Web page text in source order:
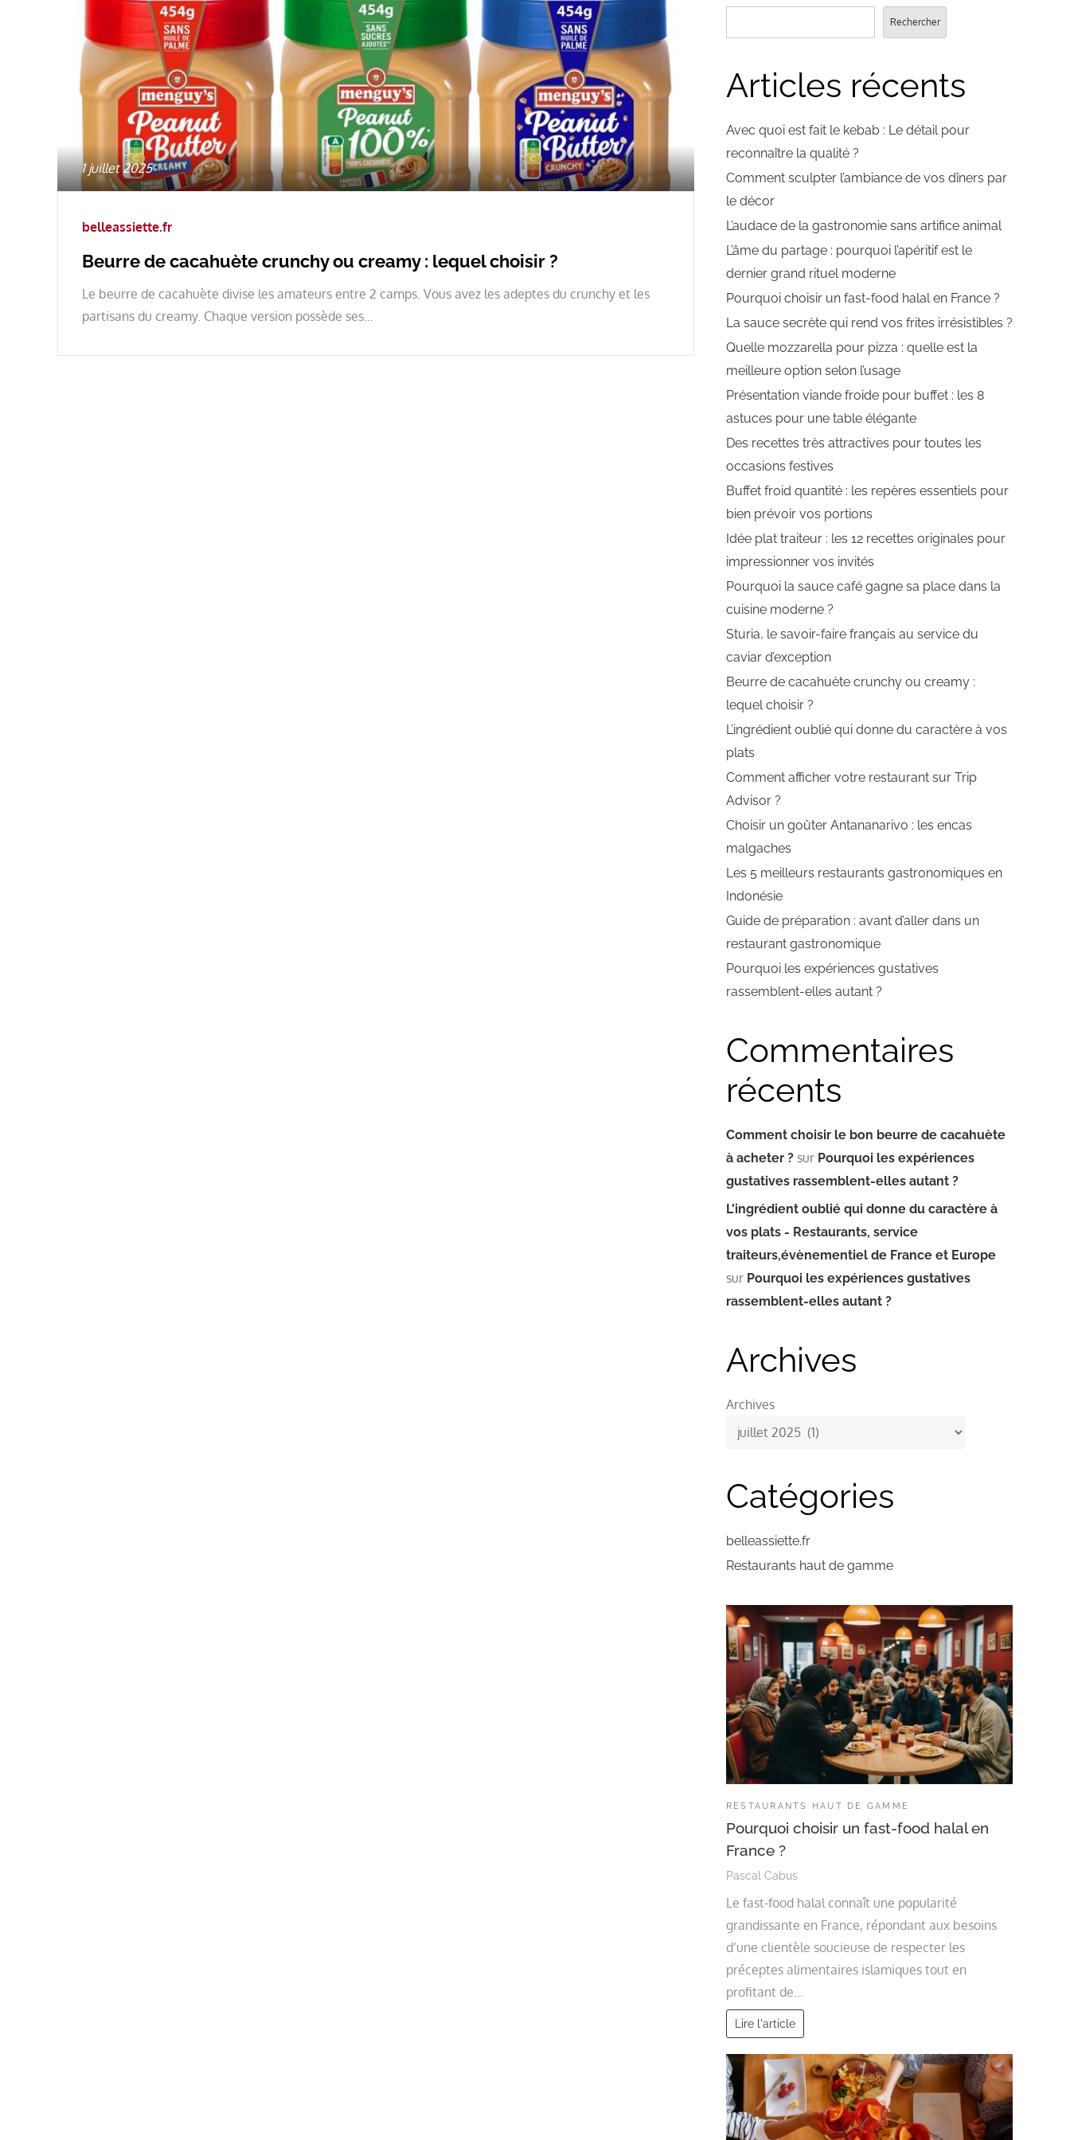
Posted
on
1 juillet 2025
belleassiette.fr
Beurre de cacahuète crunchy ou creamy : lequel choisir ?
Le beurre de cacahuète divise les amateurs entre 2 camps. Vous avez les adeptes du crunchy et les
partisans du creamy. Chaque version possède ses…
Rechercher
Articles récents
Avec quoi est fait le kebab : Le détail pour
reconnaître la qualité ?
Comment sculpter l’ambiance de vos dîners par
le décor
L’audace de la gastronomie sans artifice animal
L’âme du partage : pourquoi l’apéritif est le
dernier grand rituel moderne
Pourquoi choisir un fast-food halal en France ?
La sauce secrète qui rend vos frites irrésistibles ?
Quelle mozzarella pour pizza : quelle est la
meilleure option selon l’usage
Présentation viande froide pour buffet : les 8
astuces pour une table élégante
Des recettes très attractives pour toutes les
occasions festives
Buffet froid quantité : les repères essentiels pour
bien prévoir vos portions
Idée plat traiteur : les 12 recettes originales pour
impressionner vos invités
Pourquoi la sauce café gagne sa place dans la
cuisine moderne ?
Sturia, le savoir-faire français au service du
caviar d’exception
Beurre de cacahuète crunchy ou creamy :
lequel choisir ?
L’ingrédient oublié qui donne du caractère à vos
plats
Comment afficher votre restaurant sur Trip
Advisor ?
Choisir un goûter Antananarivo : les encas
malgaches
Les 5 meilleurs restaurants gastronomiques en
Indonésie
Guide de préparation : avant d’aller dans un
restaurant gastronomique
Pourquoi les expériences gustatives
rassemblent-elles autant ?
Commentaires
récents
Comment choisir le bon beurre de cacahuète
à acheter ? sur Pourquoi les expériences
gustatives rassemblent-elles autant ?
L'ingrédient oublié qui donne du caractère à
vos plats - Restaurants, service
traiteurs,évènementiel de France et Europe
sur Pourquoi les expériences gustatives
rassemblent-elles autant ?
Archives
Archives
Catégories
belleassiette.fr
Restaurants haut de gamme
RESTAURANTS HAUT DE GAMME
Pourquoi choisir un fast-food halal en
France ?
Pascal Cabus
Le fast-food halal connaît une popularité
grandissante en France, répondant aux besoins
d’une clientèle soucieuse de respecter les
préceptes alimentaires islamiques tout en
profitant de…
Lire l'article